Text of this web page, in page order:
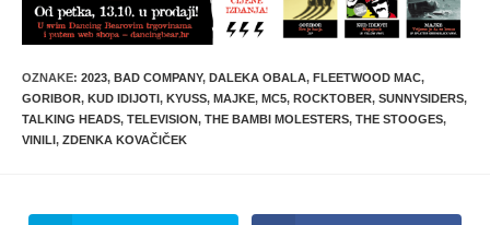
OZNAKE: 2023, BAD COMPANY, DALEKA OBALA, FLEETWOOD MAC,
GORIBOR, KUD IDIJOTI, KYUSS, MAJKE, MC5, ROCKTOBER, SUNNYSIDERS,
TALKING HEADS, TELEVISION, THE BAMBI MOLESTERS, THE STOOGES,
VINILI, ZDENKA KOVAČIČEK